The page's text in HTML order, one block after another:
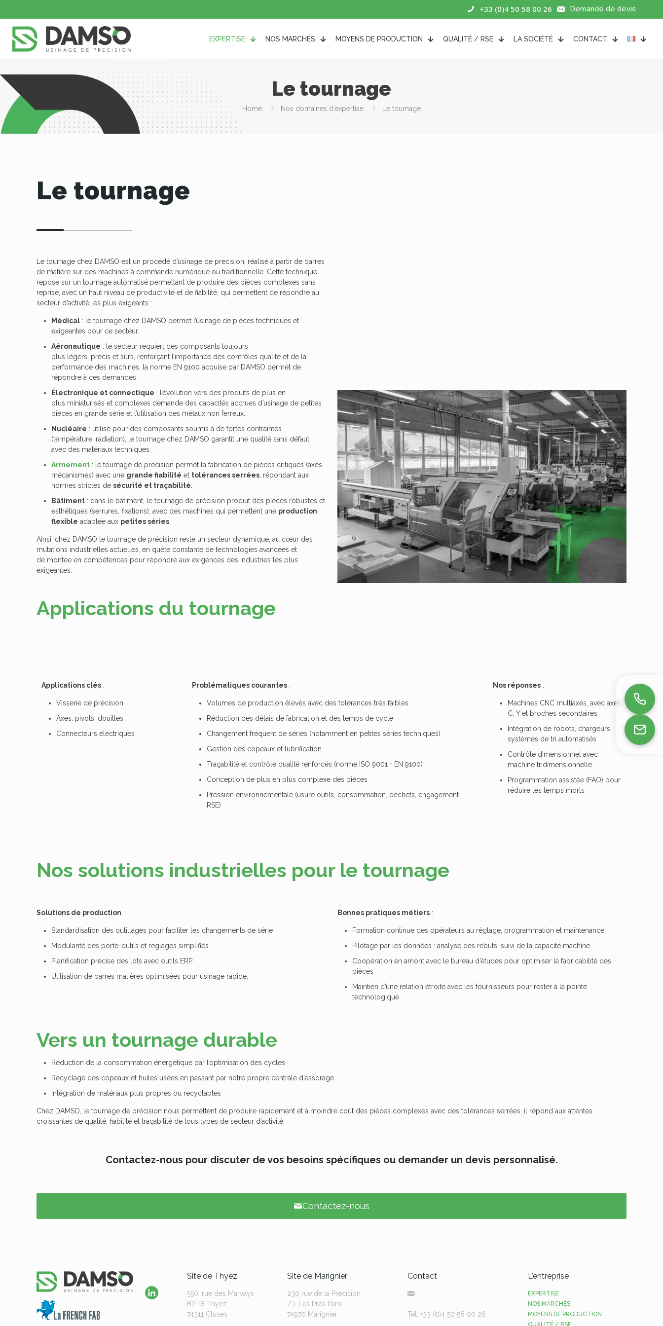
+33 (0)4 50 58 00 26 Demande de devis
EXPERTISE NOS MARCHÉS MOYENS DE PRODUCTION QUALITÉ / RSE LA SOCIÉTÉ CONTACT
Le tournage
Home Nos domaines d’expertise Le tournage
Le tournage
Le tournage chez DAMSO est un procédé d’usinage de précision, réalisé à partir de barres
de matière sur des machines à commande numérique ou traditionnelle. Cette technique
repose sur un tournage automatisé permettant de produire des pièces complexes sans
reprise, avec un haut niveau de productivité et de fiabilité, qui permettent de répondre au
secteur d’activité les plus exigeants :
Médical : le tournage chez DAMSO permet l’usinage de pièces techniques et
exigeantes pour ce secteur.
Aéronautique : le secteur requiert des composants toujours
plus légers, précis et sûrs, renforçant l’importance des contrôles qualité et de la
performance des machines, la norme EN 9100 acquise par DAMSO permet de
répondre à ces demandes.
Électronique et connectique : l’évolution vers des produits de plus en
plus miniaturisés et complexes demande des capacités accrues d’usinage de petites
pièces en grande série et l’utilisation des métaux non ferreux.
Nucléaire : utilisé pour des composants soumis à de fortes contraintes
(température, radiation), le tournage chez DAMSO garantit une qualité sans défaut
avec des matériaux techniques.
Armement : le tournage de précision permet la fabrication de pièces critiques (axes,
mécanismes) avec une grande fiabilité et tolérances serrées , répondant aux
normes strictes de sécurité et traçabilité
Bâtiment : dans le bâtiment, le tournage de précision produit des pièces robustes et
esthétiques (serrures, fixations), avec des machines qui permettent une production
flexible adaptée aux petites séries
Ainsi, chez DAMSO le tournage de précision reste un secteur dynamique, au cœur des
mutations industrielles actuelles, en quête constante de technologies avancées et
de montée en compétences pour répondre aux exigences des industries les plus
exigeantes.
Applications du tournage
Applications clés :
Visserie de précision
Axes pivots douilles
Connecteurs électriques
Problématiques courantes :
Volumes de production élevés avec des tolérances très faibles
Réduction des délais de fabrication et des temps de cycle
Changement fréquent de séries (notamment en petites séries techniques)
Gestion des copeaux et lubrification
Traçabilité et contrôle qualité renforcés (norme ISO 9001 + EN 9100)
Conception de plus en plus complexe des pièces
Pression environnementale (usure outils, consommation, déchets, engagement
RSE)
Nos réponses :
Machines CNC multiaxes, avec axes
C, Y et broches secondaires
Intégration de robots, chargeurs,
systèmes de tri automatisés
Contrôle dimensionnel avec
machine tridimensionnelle
Programmation assistée (FAO) pour
réduire les temps morts
Nos solutions industrielles pour le tournage
Solutions de production :
Standardisation des outillages pour faciliter les changements de série
Modularité des porte-outils et réglages simplifiés
Planification précise des lots avec outils ERP
Utilisation de barres matières optimisées pour usinage rapide.
Bonnes pratiques métiers :
Formation continue des opérateurs au réglage, programmation et maintenance
Pilotage par les données : analyse des rebuts, suivi de la capacité machine
Coopération en amont avec le bureau d’études pour optimiser la fabricabilité des
pièces
Maintien d’une relation étroite avec les fournisseurs pour rester à la pointe
technologique
Vers un tournage durable
Réduction de la consommation énergétique par l’optimisation des cycles
Recyclage des copeaux et huiles usées en passant par notre propre centrale d’essorage
Intégration de matériaux plus propres ou recyclables
Chez DAMSO, le tournage de précision nous permettent de produire rapidement et à moindre coût des pièces complexes avec des tolérances serrées, il répond aux attentes
croissantes de qualité, fiabilité et traçabilité de tous types de secteur d’activité.
Contactez-nous pour discuter de vos besoins spécifiques ou demander un devis personnalisé.
Contactez-nous
Site de Thyez
550, rue des Marvays
BP 18 Thyez
74311 Cluses
Site de Marignier
230 rue de la Précision
Z.I. Les Prés Paris
74970 Marignier
Contact
Tél: +33 (0)4 50 58 00 26
L'entreprise
EXPERTISE
NOS MARCHÉS
MOYENS DE PRODUCTION
QUALITÉ / RSE